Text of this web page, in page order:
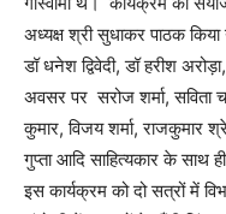
अध्यक्ष श्री सुधाकर पाठक
डॉ धनेश द्विवेदी, डॉ हरीश
अवसर पर सरोज शर्मा, सविता
कुमार, विजय शर्मा, राजकुमार
गुप्ता आदि साहित्यकार के साथ
इस कार्यक्रम को दो सत्रों में